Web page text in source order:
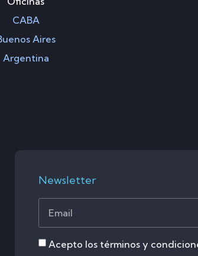
CABA
Aires
Argentina
Newsletter
Acepto los términos y